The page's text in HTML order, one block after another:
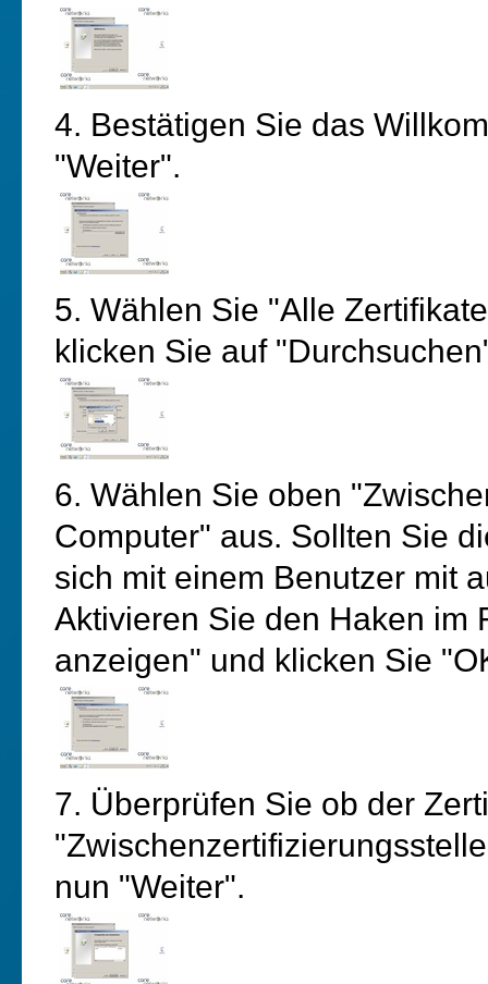
4. Bestätigen Sie das
"Weiter".
5. Wählen Sie "Alle
klicken Sie auf
6. Wählen Sie oben
Computer" aus. Sollten Sie
sich mit einem Benutzer mit
Aktivieren Sie den Haken im
anzeigen" und klicken Sie
7. Überprüfen Sie ob der
nun "Weiter".